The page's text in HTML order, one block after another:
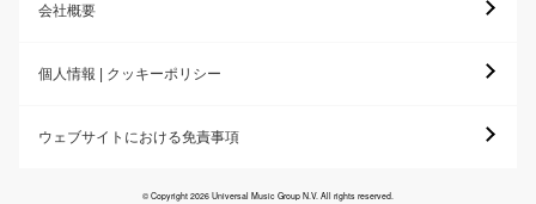
会社概要
個人情報 | クッキーポリシー
ウェブサイトにおける免責事項
© Copyright 2026 Universal Music Group N.V. All rights reserved.